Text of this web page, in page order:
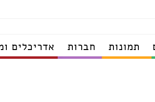
תמונות חברות אדריכלים